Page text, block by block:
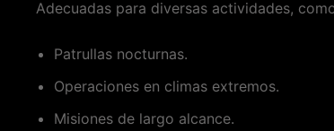
Adecuadas para diversas actividades,
Patrullas nocturnas.
Operaciones en climas extremos.
Misiones de largo alcance.